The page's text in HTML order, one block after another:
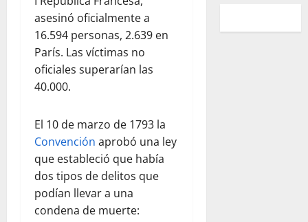
asesinó oficialmente a
16.594 personas, 2.639 en
París. Las víctimas no
oficiales superarían las
40.000.
El 10 de marzo de 1793 la
Convención aprobó una ley
que estableció que había
dos tipos de delitos que
podían llevar a una
condena de muerte: